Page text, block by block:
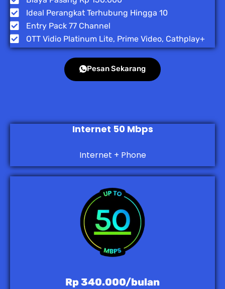
Ideal Perangkat Terhubung Hingga 10
Entry Pack 77 Channel
OTT Vidio Platinum Lite, Prime Video, Cathplay+
Pesan Sekarang
Internet 50 Mbps
Internet + Phone
Rp 340.000/bulan